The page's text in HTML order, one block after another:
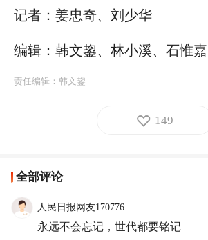
记者：姜忠奇、刘少华
编辑：韩文鋆、林小溪、石惟嘉
责任编辑： 韩文鋆
149
全部评论
人民日报网友170776
永远不会忘记，世代都要铭记